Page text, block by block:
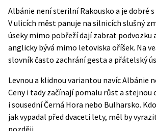
Albánie není sterilní Rakousko a je dobré
V ulicích měst panuje na silnicích slušný
úseky mimo pobřeží dají zabrat podvozku
anglicky bývá mimo letoviska oříšek. Na
slovník často zachrání gesta a přátelský
Levnou a klidnou variantou navíc Albánie
Ceny i tady začínají pomalu růst a stejnou
i sousední Černá Hora nebo Bulharsko.
jak vypadal před dvaceti lety, měl by
později.